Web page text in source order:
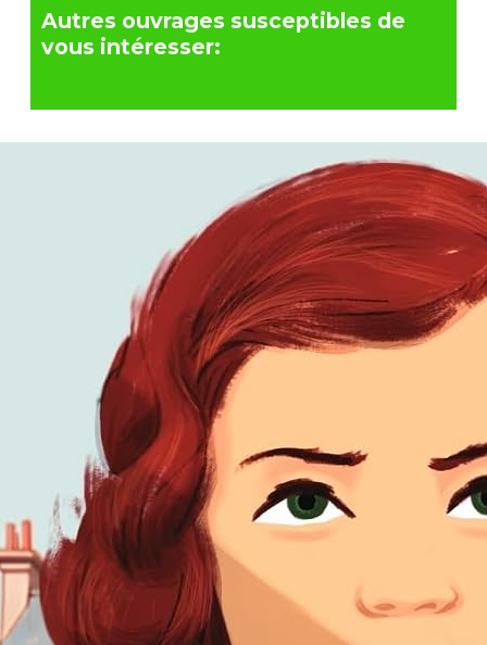
Autres ouvrages susceptibles de
vous intéresser: